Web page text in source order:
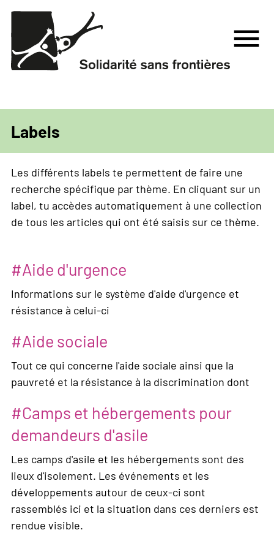
Aller
contenu
principal
menu
Labels
Les différents labels te permettent de faire une
recherche spécifique par thème. En cliquant sur un
label, tu accèdes automatiquement à une collection
de tous les articles qui ont été saisis sur ce thème.
Aide d'urgence
Informations sur le système d'aide d'urgence et
résistance à celui-ci
Aide sociale
Tout ce qui concerne l'aide sociale ainsi que la
pauvreté et la résistance à la discrimination dont
Camps et hébergements pour
demandeurs d'asile
Les camps d'asile et les hébergements sont des
lieux d'isolement. Les événements et les
développements autour de ceux-ci sont
rassemblés ici et la situation dans ces derniers est
rendue visible.